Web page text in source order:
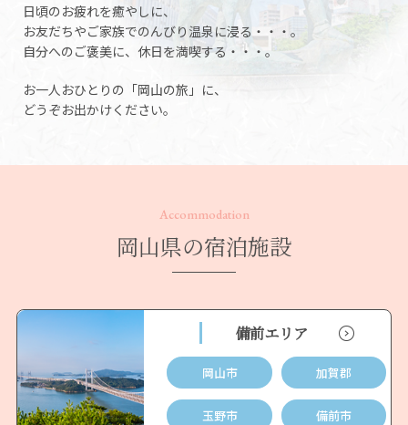
日頃のお疲れを癒やしに、
お友だちやご家族でのんびり温泉に浸る・・・。
自分へのご褒美に、休日を満喫する・・・。
お一人おひとりの「岡山の旅」に、
どうぞお出かけください。
Accommodation
岡山県の宿泊施設
備前エリア
岡山市 加賀郡
玉野市 備前市